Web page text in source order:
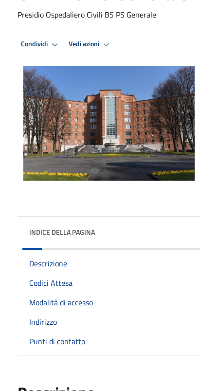
Presidio Ospedaliero Civili BS PS Generale
Condividi Vedi azioni
INDICE DELLA PAGINA
Descrizione
Codici Attesa
Modalità di accesso
Indirizzo
Punti di contatto